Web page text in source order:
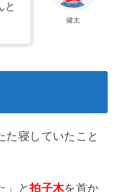
健太
と
た寝していたこと
」と拍子木を首か